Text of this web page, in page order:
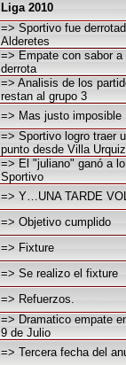
Liga 2010
=> Sportivo fue
Alderetes
=> Empate con sabor a
derrota
=> Analisis de los
restan al grupo 3
=> Mas justo imposible
=> Sportivo logro traer
punto desde Villa
=> El "juliano" ganó a lo
Sportivo
=> Y…UNA TARDE
=> Objetivo cumplido
=> Fixture
=> Se realizo el fixture
=> Refuerzos.
=> Dramatico empate
9 de Julio
=> Tercera fecha del